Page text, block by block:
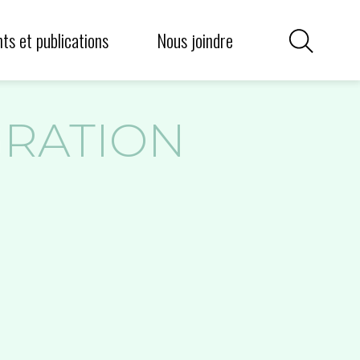
et publications Nous joindre
utiles